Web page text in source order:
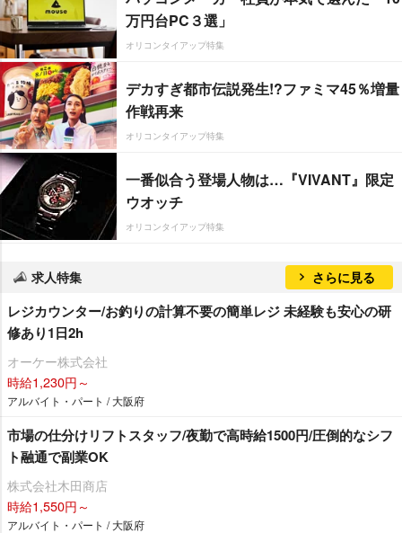
万円台PC３選」
オリコンタイアップ特集
デカすぎ都市伝説発生!?ファミマ45％増量
作戦再来
オリコンタイアップ特集
一番似合う登場人物は…『VIVANT』限定
ウオッチ
オリコンタイアップ特集
求人特集 さらに見る
レジカウンター/お釣りの計算不要の簡単レジ 未経験も安心の研
修あり1日2h
オーケー株式会社
時給1,230円～
アルバイト・パート / 大阪府
市場の仕分けリフトスタッフ/夜勤で高時給1500円/圧倒的なシフ
ト融通で副業OK
株式会社木田商店
時給1,550円～
アルバイト・パート / 大阪府